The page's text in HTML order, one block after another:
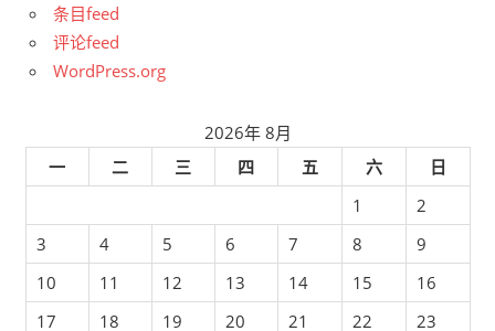
条目feed
评论feed
WordPress.org
2026年 8月
一
二 三 四 五 六
日
1
2
3
4 5 6 7 8
9
10
11 12 13 14 15
16
17
18 19 20 21 22
23